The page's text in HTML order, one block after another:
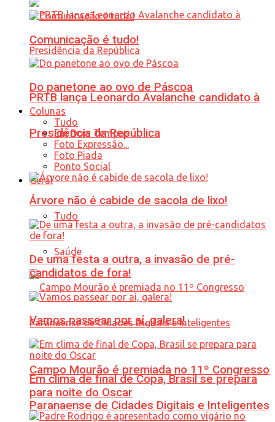
PRTB lança Leonardo Avalanche candidato à
Presidência da República
Geral
Tudo
Saúde
Campo Mourão é premiada no 11º Congresso
Paranaense de Cidades Digitais e Inteligentes
Comunicação é tudo!
Do panetone ao ovo de Páscoa
Colunas
Tudo
Em Dois Tempos
Foto Expressão...
Foto Piada
Ponto Social
Árvore não é cabide de sacola de lixo!
De uma festa a outra, a invasão de pré-
candidatos de fora!
Vamos passear por aí, galera!
Em clima de final de Copa, Brasil se prepara
para noite do Oscar